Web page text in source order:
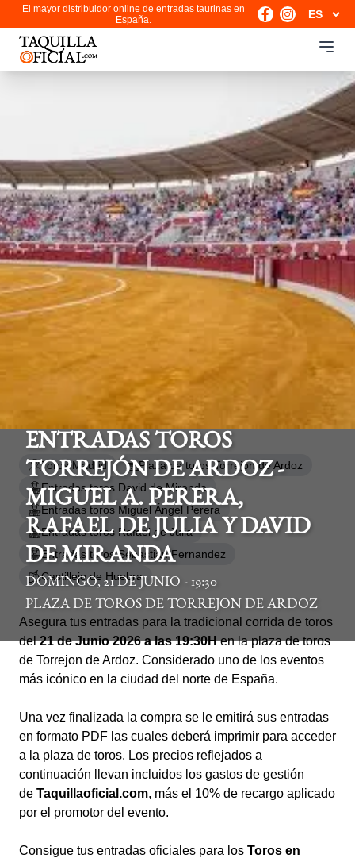
El mayor distribuidor online de entradas taurinas en
España.
ENTRADAS TOROS
TORREJÓN DE ARDOZ -
MIGUEL A. PERERA,
RAFAEL DE JULIA Y DAVID
DE MIRANDA
DOMINGO, 21 DE JUNIO - 19:30
PLAZA DE TOROS DE TORREJON DE ARDOZ
Toros Madrid
Plaza de toros Torrejón de Ardoz
Entradas toros David de Miranda
Entradas toros Miguel Ángel Perera
Entradas toros Rafael de Julia
Entradas toros Sebastian Fernandez
Castillejo de Huebra
Asegura tus entradas para la tradicional corrida de toros
del21 de Junio 2026 a las 19:30Hen la plaza de toros
de Torrejon de Ardoz. Considerado uno de los eventos
más icónico en la ciudad del norte de España.
Una vez finalizada la compra se le emitirá sus entradas
en formato PDF las cuales deberá imprimir para acceder
a la plaza de toros. Los precios reflejados a
continuación llevan incluidos los gastos de gestión
de Taquillaoficial.com, más el 10% de recargo aplicado
por el promotor del evento.
Consigue tus entradas oficiales para los Toros en